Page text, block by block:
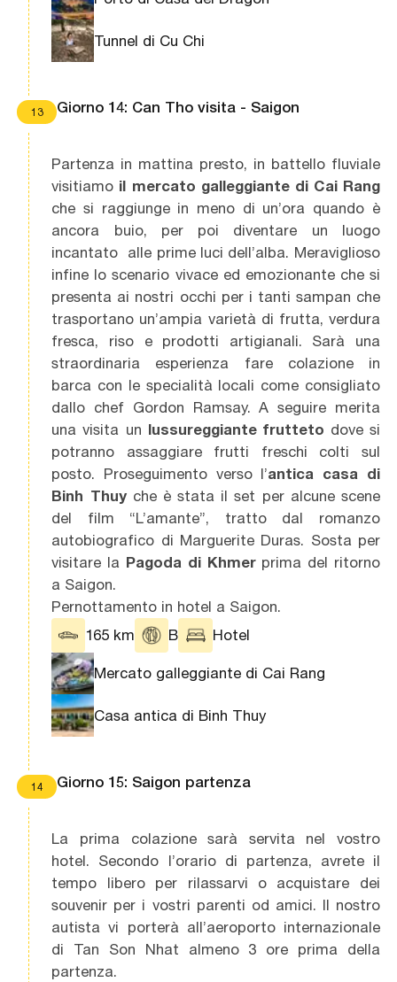
Tunnel di Cu Chi
13 Giorno 14: Can Tho visita - Saigon
Partenza in mattina presto, in battello fluviale
visitiamo il mercato galleggiante di Cai Rang
che si raggiunge in meno di un’ora quando è
ancora buio, per poi diventare un luogo
incantato alle prime luci dell’alba. Meraviglioso
infine lo scenario vivace ed emozionante che si
presenta ai nostri occhi per i tanti sampan che
trasportano un’ampia varietà di frutta, verdura
fresca, riso e prodotti artigianali. Sarà una
straordinaria esperienza fare colazione in
barca con le specialità locali come consigliato
dallo chef Gordon Ramsay. A seguire merita
una visita un lussureggiante frutteto dove si
potranno assaggiare frutti freschi colti sul
posto. Proseguimento verso l’antica casa di
Binh Thuyche è stata il set per alcune scene
del film “L’amante”, tratto dal romanzo
autobiografico di Marguerite Duras. Sosta per
visitare la Pagoda di Khmerprima del ritorno
a Saigon.
Pernottamento in hotel a Saigon.
165 km
B Hotel
Mercato galleggiante di Cai Rang
Casa antica di Binh Thuy
14 Giorno 15: Saigon partenza
La prima colazione sarà servita nel vostro
hotel. Secondo l’orario di partenza, avrete il
tempo libero per rilassarvi o acquistare dei
souvenir per i vostri parenti od amici. Il nostro
autista vi porterà all’aeroporto internazionale
di Tan Son Nhat almeno 3 ore prima della
partenza.